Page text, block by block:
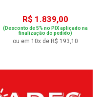
R$ 1.839,00
(Desconto de 5% no PIX aplicado na
finalização do pedido)
ou em 10x de R$ 193,10